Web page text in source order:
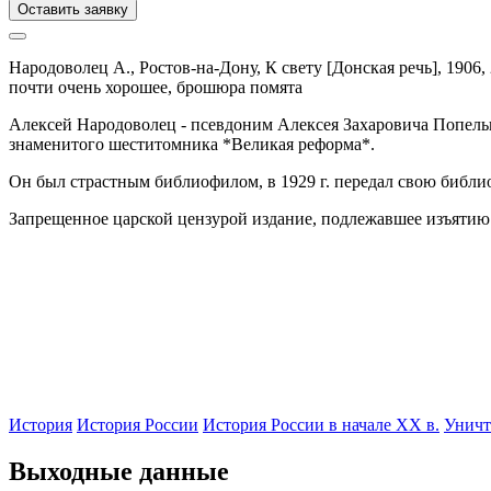
Оставить заявку
Народоволец А., Ростов-на-Дону, К свету [Донская речь], 1906,
почти очень хорошее, брошюра помята
Алексей Народоволец - псевдоним Алексея Захаровича
знаменитого шеститомника *Великая реформа*.
Он был страстным библиофилом, в 1929 г. передал свою
Запрещенное царской цензурой издание, подлежавшее
История История России История России в начале XX в.
Выходные данные